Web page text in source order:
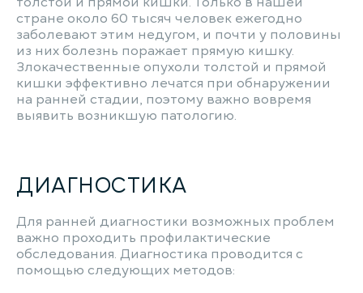
стране около 60 тысяч человек ежегодно
заболевают этим недугом, и почти у половины
из них болезнь поражает прямую кишку.
Злокачественные опухоли толстой и прямой
кишки эффективно лечатся при обнаружении
на ранней стадии, поэтому важно вовремя
выявить возникшую патологию.
ДИАГНОСТИКА
Для ранней диагностики возможных проблем
важно проходить профилактические
обследования. Диагностика проводится с
помощью следующих методов: